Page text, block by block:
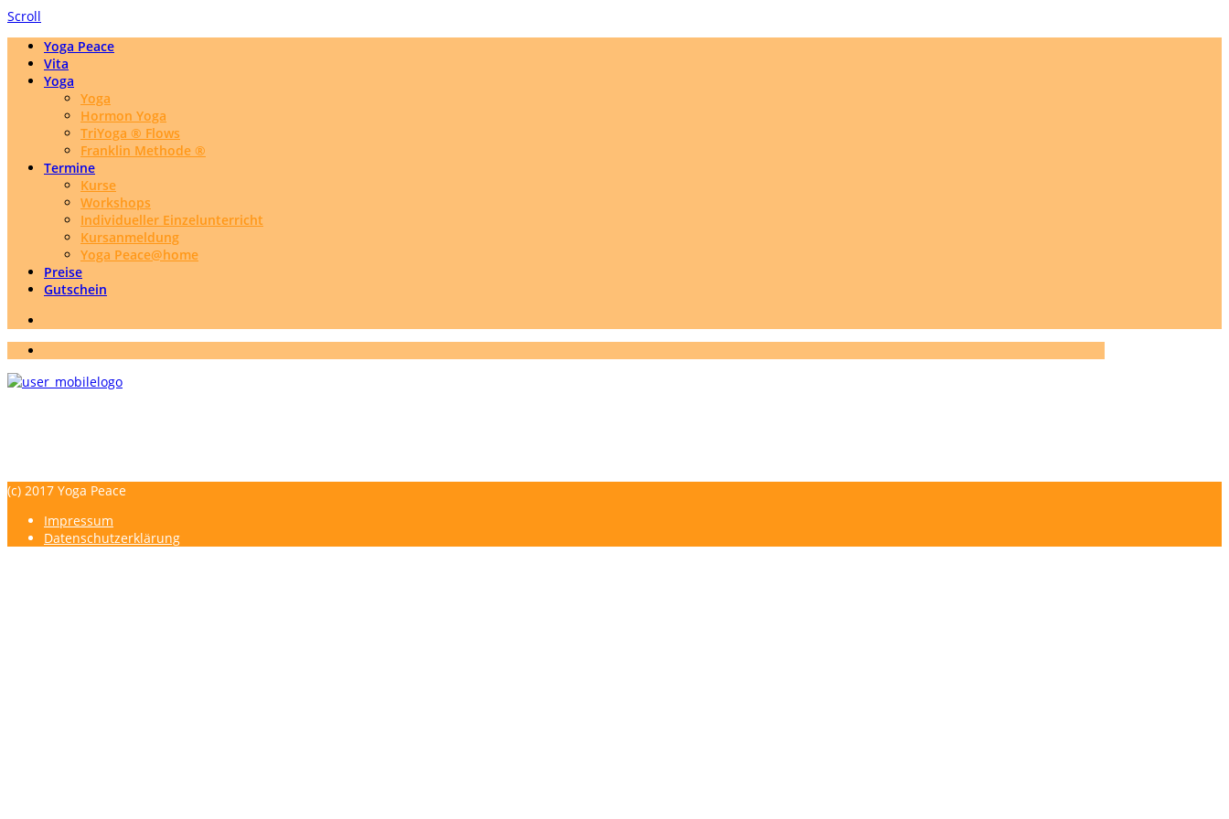
Scroll
Yoga Peace
Vita
Yoga
Yoga
Hormon Yoga
TriYoga ® Flows
Franklin Methode ®
Termine
Kurse
Workshops
Individueller Einzelunterricht
Kursanmeldung
Yoga Peace@home
Preise
Gutschein
(c) 2017 Yoga Peace
Impressum
Datenschutzerklärung